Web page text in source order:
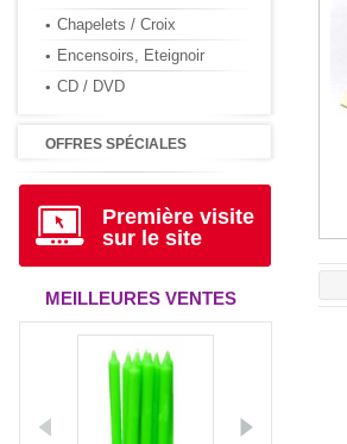
Chapelets / Croix
Encensoirs, Eteignoir
CD / DVD
OFFRES SPÉCIALES
Première visite
sur le site
MEILLEURES VENTES